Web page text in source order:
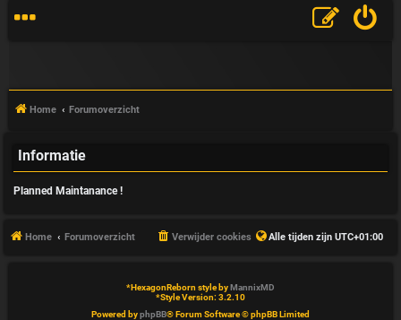
V
A
Home Forumoverzicht
Informatie
Planned Maintanance !
Home Forumoverzicht Alle tijden zijn UTC+01:00
Verwijder cookies
*HexagonReborn style byMannixMD
*Style Version: 3.2.10
Powered byphpBB® Forum Software © phpBB Limited